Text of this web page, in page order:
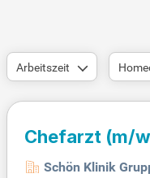
Arbeitszeit
Chefarzt (m/
Schön Klinik